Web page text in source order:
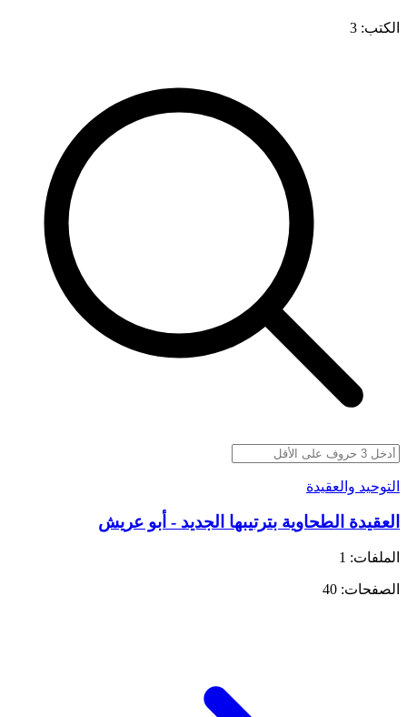
الكتب: 3
التوحيد والعقيدة
العقيدة الطحاوية بترتيبها الجديد - أبو عريش
الملفات: 1
الصفحات: 40